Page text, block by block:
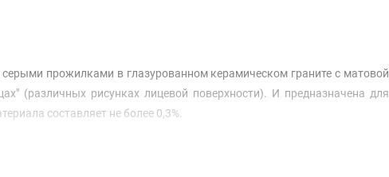
прожилками в глазурованном керамическом граните с матовой
(различных рисунках лицевой поверхности). И предназначена для
составляет не более 0,3%.